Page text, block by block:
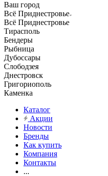
Ваш город
Всё Приднестровье
Всё Приднестровье
Тирасполь
Бендеры
Рыбница
Дубоссары
Слободзея
Днестровск
Григориополь
Каменка
Каталог
Акции
Новости
Бренды
Как купить
Компания
Контакты
...